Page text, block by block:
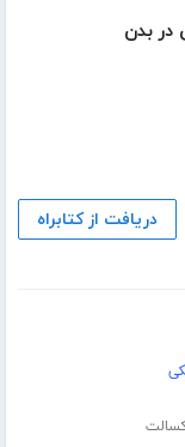
بدن
دریافت از کتابراه